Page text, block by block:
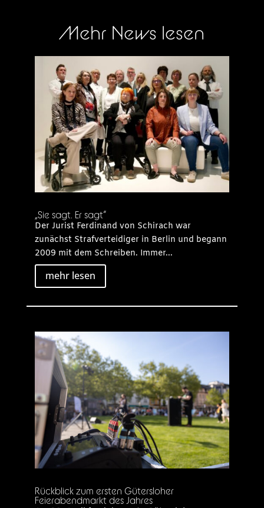
Mehr News lesen
„Sie sagt. Er sagt“
Der Jurist Ferdinand von Schirach war
zunächst Strafverteidiger in Berlin und begann
2009 mit dem Schreiben. Immer...
mehr lesen
Rückblick zum ersten Gütersloher
Feierabendmarkt des Jahres